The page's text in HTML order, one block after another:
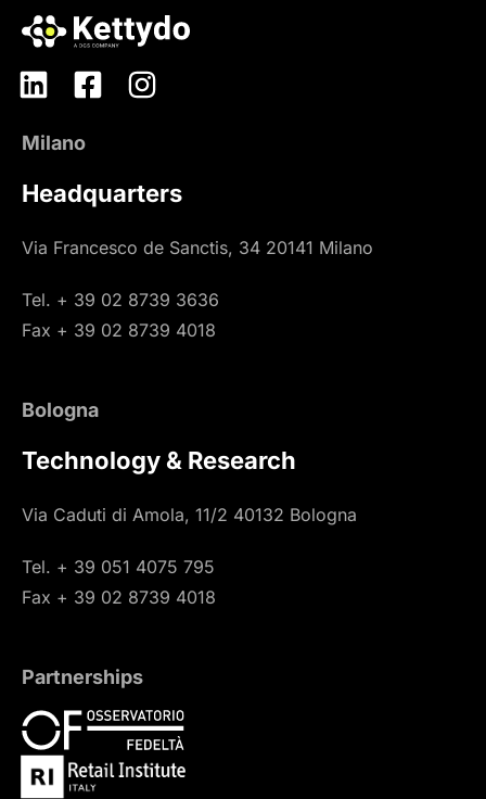
Milano
Headquarters
Via Francesco de Sanctis, 34 20141 Milano
Tel. + 39 02 8739 3636
Fax + 39 02 8739 4018
Bologna
Technology & Research
Via Caduti di Amola, 11/2 40132 Bologna
Tel. + 39 051 4075 795
Fax + 39 02 8739 4018
Partnerships